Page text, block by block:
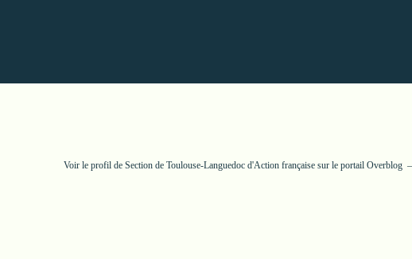
Voir le profil de Section de Toulouse-Languedoc d'Action française sur le portail Overblog